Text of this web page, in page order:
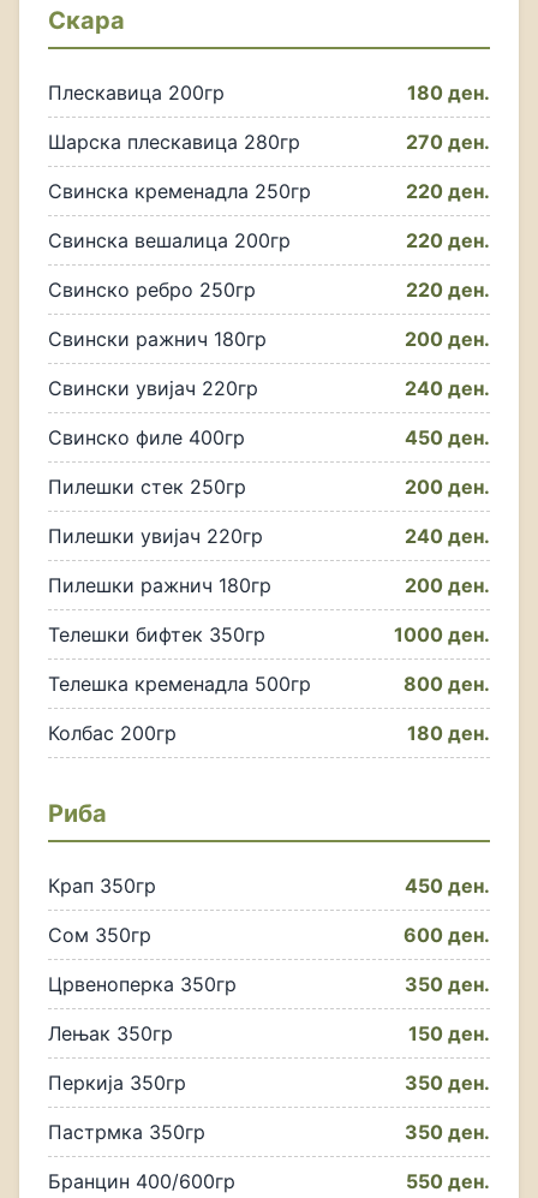
Скара
Плескавица 200гр 180 ден.
Шарска плескавица 280гр 270 ден.
Свинска кременадла 250гр 220 ден.
Свинска вешалица 200гр 220 ден.
Свинско ребро 250гр 220 ден.
Свински ражнич 180гр 200 ден.
Свински увијач 220гр 240 ден.
Свинско филе 400гр 450 ден.
Пилешки стек 250гр 200 ден.
Пилешки увијач 220гр 240 ден.
Пилешки ражнич 180гр 200 ден.
Телешки бифтек 350гр 1000 ден.
Телешка кременадла 500гр 800 ден.
Колбас 200гр 180 ден.
Риба
Крап 350гр 450 ден.
Сом 350гр 600 ден.
Црвеноперка 350гр 350 ден.
Лењак 350гр 150 ден.
Перкија 350гр 350 ден.
Пастрмка 350гр 350 ден.
Бранцин 400/600гр 550 ден.